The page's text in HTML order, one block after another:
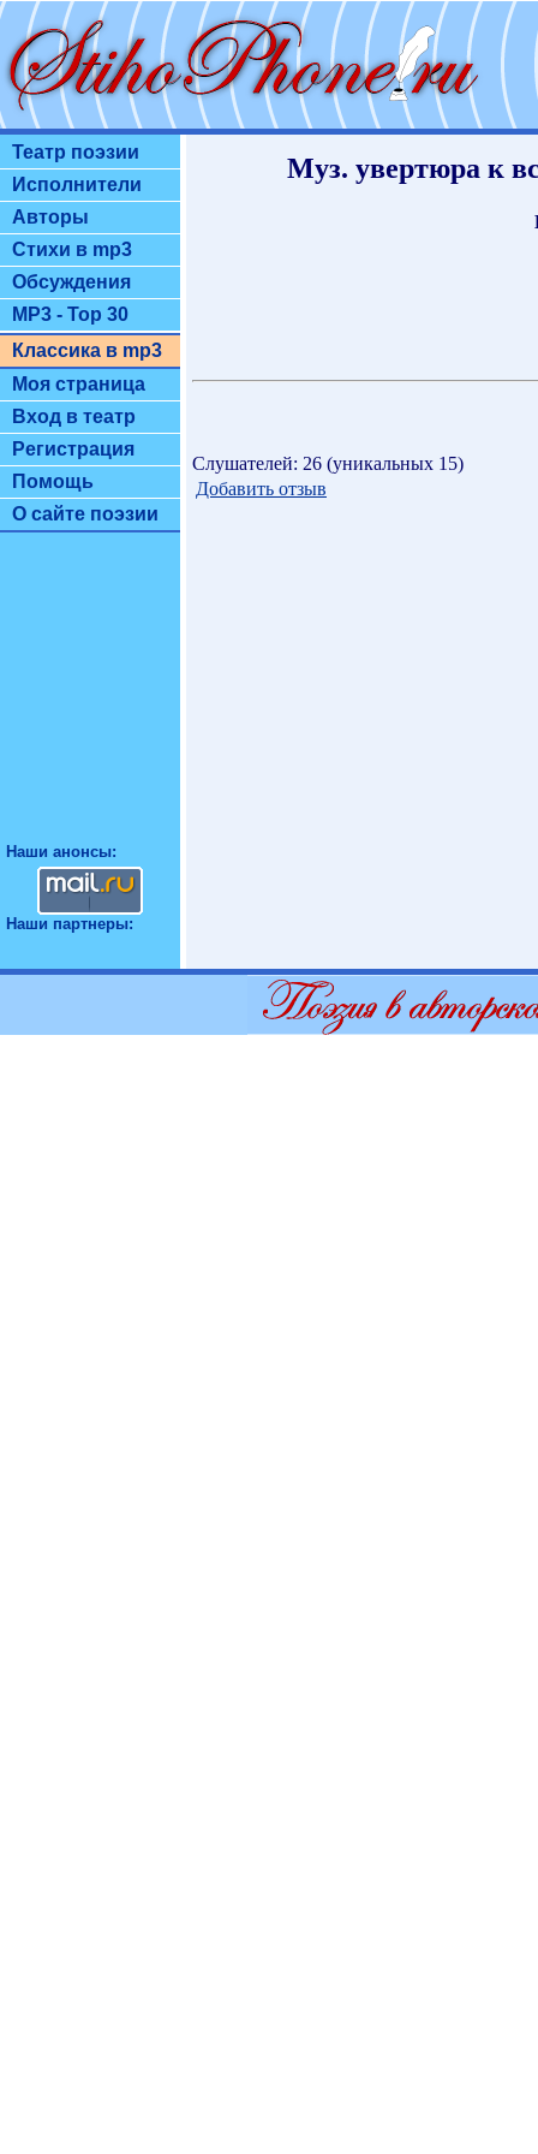
Театр поэзии
Исполнители
Авторы
Стихи в mp3
Обсуждения
MP3 - Top 30
Классика в mp3
Моя страница
Вход в театр
Регистрация
Помощь
О сайте поэзии
Наши анонсы:
Наши партнеры:
Муз. увертюра к
Слушателей: 26 (уникальных 15)
Добавить отзыв